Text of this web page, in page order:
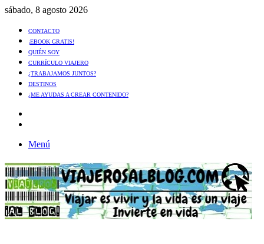
sábado, 8 agosto 2026
CONTACTO
¡EBOOK GRATIS!
QUIÉN SOY
CURRÍCULO VIAJERO
¿TRABAJAMOS JUNTOS?
DESTINOS
¿ME AYUDAS A CREAR CONTENIDO?
Menú